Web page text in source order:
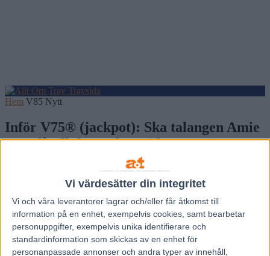
Vi värdesätter din integritet
Vi och våra leverantorer lagrar och/eller får åtkomst till
information på en enhet, exempelvis cookies, samt bearbetar
personuppgifter, exempelvis unika identifierare och
standardinformation som skickas av en enhet för
personanpassade annonser och andra typer av innehåll,
Hem V85 Nytt
Inför V75® (jackpot): Ska talangen Amie
Ness få till det under midnattstravet?
I över 40 år har Tomas Worrsjö tränat och fött upp hästar på
hobbynivå.
Tre segrar i travets elitserie har det blivit med familjens hästar.